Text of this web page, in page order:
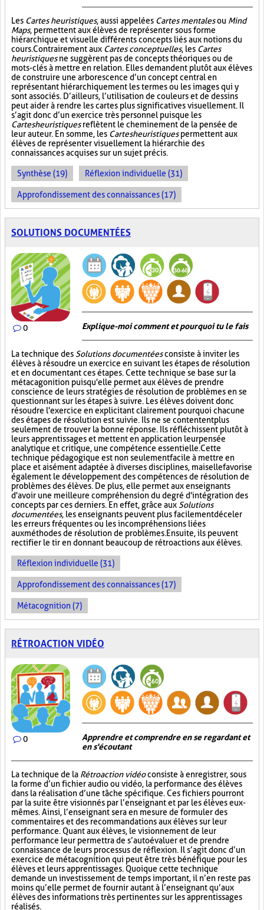
Les Cartes heuristiques, aussi appelées Cartes mentalesou Mind
Maps, permettent aux élèves de représenter sous forme
hiérarchique et visuelle différents concepts liés aux notions du
cours. Contrairement aux Cartes conceptuelles, les Cartes
heuristiquesne suggèrent pas de concepts théoriques ou de
mots-clés à mettre en relation. Elles demandent plutôt aux élèves
de construire une arborescence d’un concept central en
représentant hiérarchiquement les termes ou les images qui y
sont associés. D’ailleurs, l’utilisation de couleurs et de dessins
peut aider à rendre les cartes plus significatives visuellement. Il
s’agit donc d’un exercice très personnel puisque les
Cartes heuristiquesreflètent le cheminement de la pensée de
leur auteur. En somme, les Cartes heuristiquespermettent aux
élèves de représenter visuellement la hiérarchie des
connaissances acquises sur un sujet précis.
Synthèse (19) Réflexion individuelle (31)
Approfondissement des connaissances (17)
SOLUTIONS DOCUMENTÉES
0 Explique-moi comment et pourquoi tu le fais
La technique des Solutions documentéesconsiste à inviter les
élèves à résoudre un exercice en suivant les étapes de résolution
et en documentant ces étapes. Cette technique se base sur la
métacagonition puisqu'elle permet aux élèves de prendre
conscience de leurs stratégies de résolution de problèmes en se
questionnant sur les étapes à suivre. Les élèves doivent donc
résoudre l'exercice en explicitant clairement pourquoi chacune
des étapes de résolution est suivie. Ils ne se contentent plus
seulement de trouver la bonne réponse. Ils réfléchissent plutôt à
leurs apprentissages et mettent en application leur pensée
analytique et critique, une compétence essentielle. Cette
technique pédagogique est non seulement facile à mettre en
place et aisément adaptée à diverses disciplines, mais elle favorise
également le développement des compétences de résolution de
problèmes des élèves. De plus, elle permet aux enseignants
d'avoir une meilleure compréhension du degré d'intégration des
concepts par ces derniers. En effet, grâce aux Solutions
documentées, les enseignants peuvent plus facilement déceler
les erreurs fréquentes ou les incompréhensions liées
aux méthodes de résolution de problèmes. Ensuite, ils peuvent
rectifier le tir en donnant beaucoup de rétroactions aux élèves.
Réflexion individuelle (31)
Approfondissement des connaissances (17)
Métacognition (7)
RÉTROACTION VIDÉO
0
Apprendre et comprendre en se regardant et
en s'écoutant
La technique de la Rétroaction vidéoconsiste à enregistrer, sous
la forme d’un fichier audio ou vidéo, la performance des élèves
dans la réalisation d’une tâche spécifique. Ces fichiers pourront
par la suite être visionnés par l’enseignant et par les élèves eux-
mêmes. Ainsi, l’enseignant sera en mesure de formuler des
commentaires et des recommandations aux élèves sur leur
performance. Quant aux élèves, le visionnement de leur
performance leur permettra de s’autoévaluer et de prendre
connaissance de leurs processus de réflexion. Il s’agit donc d’un
exercice de métacognition qui peut être très bénéfique pour les
élèves et leurs apprentissages. Quoique cette technique
demande un investissement de temps important, il n’en reste pas
moins qu’elle permet de fournir autant à l’enseignant qu’aux
élèves des informations très pertinentes sur les apprentissages
réalisés.